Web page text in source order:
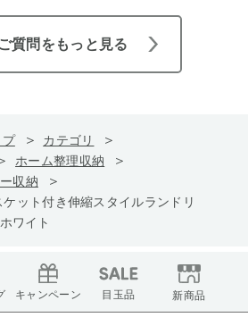
質問をもっと見る
プ
カテゴリ
ホーム整理収納
収納
ット付き伸縮スタイルランドリ
ワイト
キャンペーン 目玉品 新商品